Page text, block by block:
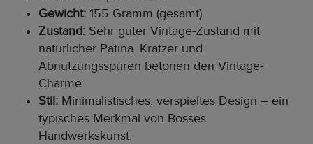
Gewicht: 155 Gramm (gesamt).
Zustand: Sehr guter Vintage-Zustand mit
natürlicher Patina. Kratzer und
Abnutzungsspuren betonen den Vintage-
Charme.
Stil: Minimalistisches, verspieltes Design – ein
typisches Merkmal von Bosses
Handwerkskunst.